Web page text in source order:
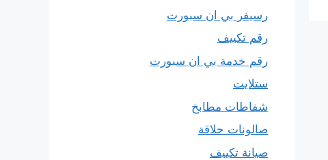
رسيفر بي ان سبورت
رقم تكييف
رقم خدمة بي ان سبورت
ستلايت
شفاطات مطابخ
صالونات حلاقة
صيانة تكييف